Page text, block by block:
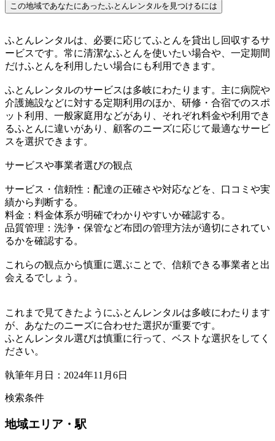
この地域であなたにあったふとんレンタルを見つけるには
ふとんレンタルは、必要に応じてふとんを貸出し回収するサ
ービスです。常に清潔なふとんを使いたい場合や、一定期間
だけふとんを利用したい場合にも利用できます。
ふとんレンタルのサービスは多岐にわたります。主に病院や
介護施設などに対する定期利用のほか、研修・合宿でのスポ
ット利用、一般家庭用などがあり、それぞれ料金や利用でき
るふとんに違いがあり、顧客のニーズに応じて最適なサービ
スを選択できます。
サービスや事業者選びの観点
サービス・信頼性：配達の正確さや対応などを、口コミや実
績から判断する。
料金：料金体系が明確でわかりやすいか確認する。
品質管理：洗浄・保管など布団の管理方法が適切にされてい
るかを確認する。
これらの観点から慎重に選ぶことで、信頼できる事業者と出
会えるでしょう。
これまで見てきたようにふとんレンタルは多岐にわたります
が、あなたのニーズに合わせた選択が重要です。
ふとんレンタル選びは慎重に行って、ベストな選択をしてく
ださい。
執筆年月日：2024年11月6日
検索条件
地域エリア・駅